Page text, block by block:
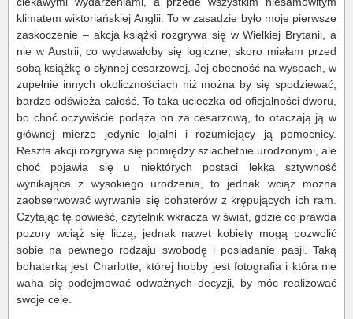
klimatem wiktoriańskiej Anglii. To w zasadzie było moje pierwsze
zaskoczenie – akcja książki rozgrywa się w Wielkiej Brytanii, a
nie w Austrii, co wydawałoby się logiczne, skoro miałam przed
sobą książkę o słynnej cesarzowej. Jej obecność na wyspach, w
zupełnie innych okolicznościach niż można by się spodziewać,
bardzo odświeża całość. To taka ucieczka od oficjalności dworu,
bo choć oczywiście podąża on za cesarzową, to otaczają ją w
głównej mierze jedynie lojalni i rozumiejący ją pomocnicy.
Reszta akcji rozgrywa się pomiędzy szlachetnie urodzonymi, ale
choć pojawia się u niektórych postaci lekka sztywność
wynikająca z wysokiego urodzenia, to jednak wciąż można
zaobserwować wyrwanie się bohaterów z krępujących ich ram.
Czytając tę powieść, czytelnik wkracza w świat, gdzie co prawda
pozory wciąż się liczą, jednak nawet kobiety mogą pozwolić
sobie na pewnego rodzaju swobodę i posiadanie pasji. Taką
bohaterką jest Charlotte, której hobby jest fotografia i która nie
waha się podejmować odważnych decyzji, by móc realizować
swoje cele.